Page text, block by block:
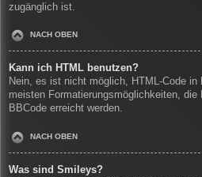
zugänglich ist.
NACH OBEN
Kann ich HTML benutzen?
Nein, es ist nicht möglich, HTML-Code in
meisten Formatierungsmöglichkeiten, die
BBCode erreicht werden.
NACH OBEN
Was sind Smileys?